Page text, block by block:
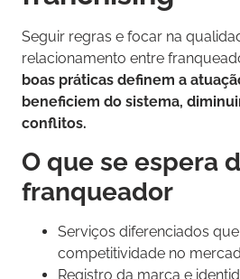
Seguir regras e focar na
relacionamento entre
boas práticas definem a
beneficiem do sistema,
conflitos.
O que se espera
franqueador
Serviços diferenciados
competitividade no
Registro da marca e